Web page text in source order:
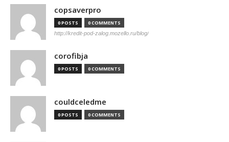
copsaverpro
0 POSTS 0 COMMENTS
http://kredit-pod-zalog.mozello.ru/blog/
corofibja
0 POSTS 0 COMMENTS
couldceledme
0 POSTS 0 COMMENTS